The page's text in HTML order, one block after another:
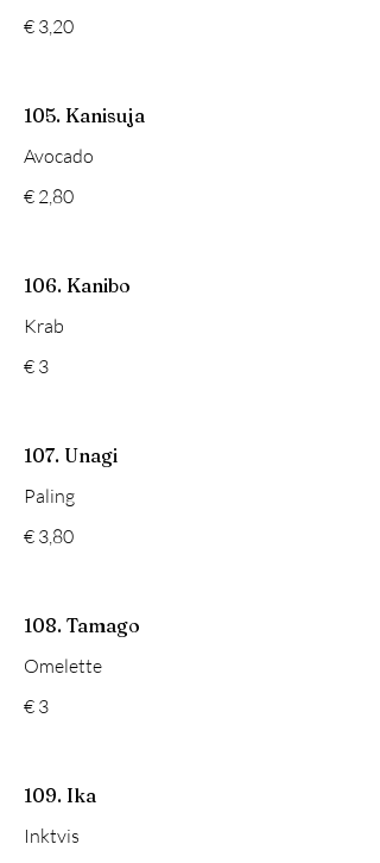
€ 3,20
105. Kanisuja
Avocado
€ 2,80
106. Kanibo
Krab
€ 3
107. Unagi
Paling
€ 3,80
108. Tamago
Omelette
€ 3
109. Ika
Inktvis